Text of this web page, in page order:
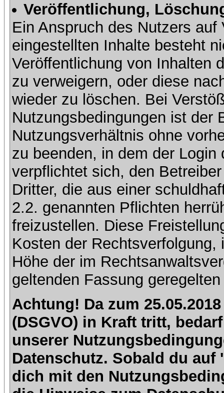
Veröffentlichung,
Ein Anspruch des Nutzers
eingestellten Inhalte besteht
Veröffentlichung von Inhalten
zu verweigern, oder diese
wieder zu löschen. Bei
Nutzungsbedingungen ist der
Nutzungsverhältnis ohne
zu beenden, in dem der
verpflichtet sich, den
Dritter, die aus einer
2.2. genannten Pflichten
freizustellen. Diese
Kosten der
Höhe der im
geltenden Fassung
Achtung! Da zum
(DSGVO) in Kraft tritt,
unserer
Datenschutz. Sobald du
dich mit den